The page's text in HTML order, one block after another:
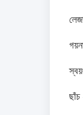
ছাঁচ